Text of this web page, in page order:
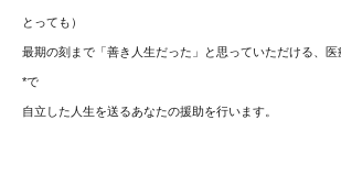
とっても）
最期の刻まで「善き人生だった」と思っていただける、
*で
自立した人生を送るあなたの援助を行います。